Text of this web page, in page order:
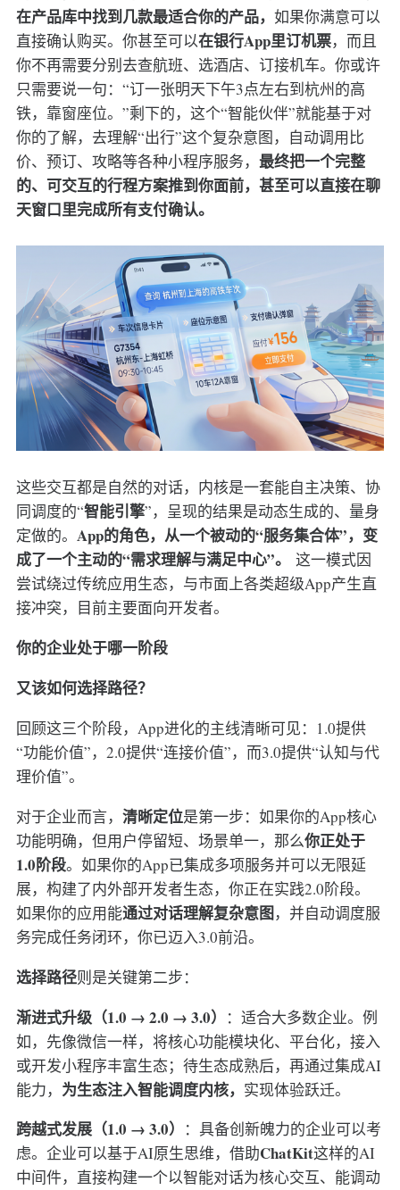
在产品库中找到几款最适合你的产品， 如果你满意可以
直接确认购买。你甚至可以在银行App里订机票，而且
你不再需要分别去查航班、选酒店、订接机车。你或许
只需要说一句：“订一张明天下午3点左右到杭州的高
铁，靠窗座位。”剩下的，这个“智能伙伴”就能基于对
你的了解，去理解“出行”这个复杂意图，自动调用比
价、预订、攻略等各种小程序服务， 最终把一个完整
的、可交互的行程方案推到你面前，甚至可以直接在聊
天窗口里完成所有支付确认。
这些交互都是自然的对话，内核是一套能自主决策、协
同调度的“智能引擎”，呈现的结果是动态生成的、量身
定做的。 App的角色，从一个被动的“服务集合体”，变
成了一个主动的“需求理解与满足中心”。 这一模式因
尝试绕过传统应用生态，与市面上各类超级App产生直
接冲突，目前主要面向开发者。
你的企业处于哪一阶段
又该如何选择路径？
回顾这三个阶段，App进化的主线清晰可见：1.0提供
“功能价值”，2.0提供“连接价值”，而3.0提供“认知与代
理价值”。
对于企业而言， 清晰定位是第一步：如果你的App核心
功能明确，但用户停留短、场景单一，那么你正处于
1.0阶段。如果你的App已集成多项服务并可以无限延
展，构建了内外部开发者生态，你正在实践2.0阶段。
如果你的应用能通过对话理解复杂意图，并自动调度服
务完成任务闭环，你已迈入3.0前沿。
选择路径则是关键第二步：
渐进式升级（1.0 → 2.0 → 3.0）
：适合大多数企业。例
如，先像微信一样，将核心功能模块化、平台化，接入
或开发小程序丰富生态；待生态成熟后，再通过集成AI
能力， 为生态注入智能调度内核， 实现体验跃迁。
跨越式发展（1.0 → 3.0）
：具备创新魄力的企业可以考
虑。企业可以基于AI原生思维，借助ChatKit这样的AI
中间件，直接构建一个以智能对话为核心交互、能调动